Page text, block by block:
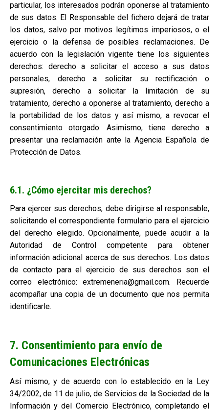
particular, los interesados podrán oponerse al tratamiento
de sus datos. El Responsable del fichero dejará de tratar
los datos, salvo por motivos legítimos imperiosos, o el
ejercicio o la defensa de posibles reclamaciones. De
acuerdo con la legislación vigente tiene los siguientes
derechos: derecho a solicitar el acceso a sus datos
personales, derecho a solicitar su rectificación o
supresión, derecho a solicitar la limitación de su
tratamiento, derecho a oponerse al tratamiento, derecho a
la portabilidad de los datos y así mismo, a revocar el
consentimiento otorgado. Asimismo, tiene derecho a
presentar una reclamación ante la Agencia Española de
Protección de Datos.
6.1. ¿Cómo ejercitar mis derechos?
Para ejercer sus derechos, debe dirigirse al responsable,
solicitando el correspondiente formulario para el ejercicio
del derecho elegido. Opcionalmente, puede acudir a la
Autoridad de Control competente para obtener
información adicional acerca de sus derechos. Los datos
de contacto para el ejercicio de sus derechos son el
correo electrónico: extremeneria@gmail.com. Recuerde
acompañar una copia de un documento que nos permita
identificarle.
7. Consentimiento para envío de
Comunicaciones Electrónicas
Así mismo, y de acuerdo con lo establecido en la Ley
34/2002, de 11 de julio, de Servicios de la Sociedad de la
Información y del Comercio Electrónico, completando el